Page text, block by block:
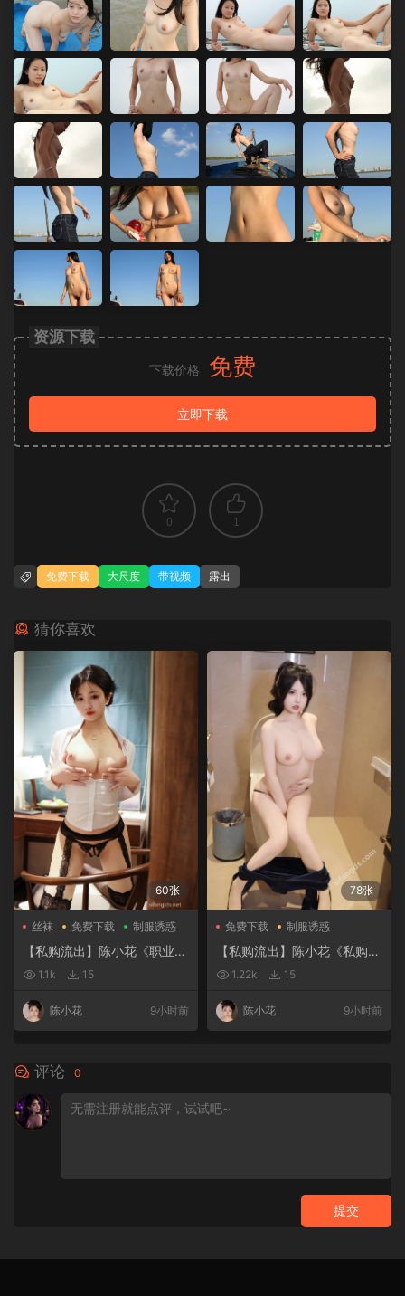
资源下载
下载价格 免费
立即下载
0 1
免费下载 大尺度 带视频 露出
猜你喜欢
60张
丝袜 免费下载 制服诱惑
【私购流出】陈小花《职业装
OL》（1941）
1.1k 15
陈小花 9小时前
78张
免费下载
制服诱惑
大尺度
【私购流出】陈小花《私购流
出》（09326）
1.22k 15
陈小花 9小时前
评论 0
提交